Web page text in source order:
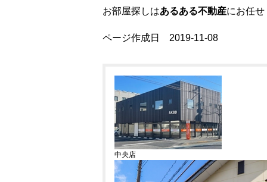
お部屋探しはあるある不動産にお任
ページ作成日 2019-11-08
中央店